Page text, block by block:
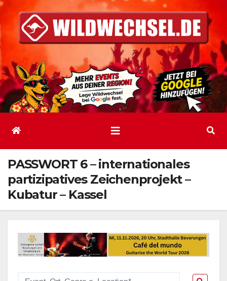
Inhalt
springen
PASSWORT 6 – internationales
partizipatives Zeichenprojekt –
Kubatur – Kassel